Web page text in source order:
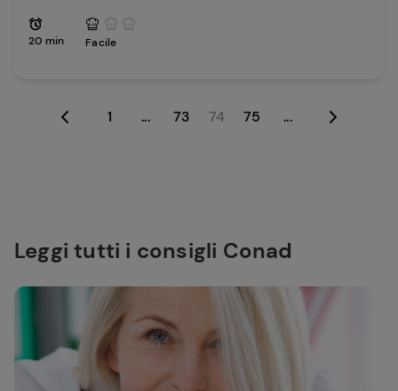
20 min Facile
1 ... 73 74 75 ...
Leggi tutti i consigli Conad